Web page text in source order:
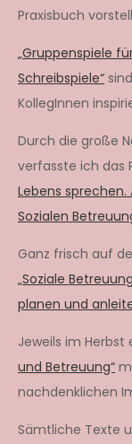
Praxisbuch
„Gruppenspiele
Schreibspiele“
KollegInnen
Durch die große
verfasste ich das
Lebens
Sozialen
Ganz frisch auf
„Soziale
planen und
Jeweils im
und Betreuung“
nachdenklichen
Sämtliche Texte